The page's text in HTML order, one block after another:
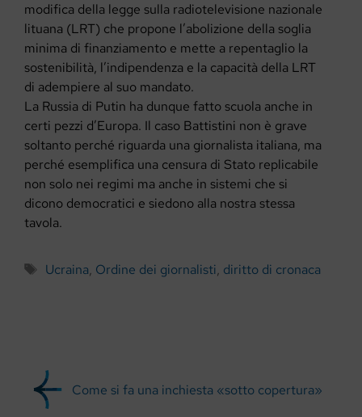
modifica della legge sulla radiotelevisione nazionale
lituana (LRT) che propone l’abolizione della soglia
minima di finanziamento e mette a repentaglio la
sostenibilità, l’indipendenza e la capacità della LRT
di adempiere al suo mandato.
La Russia di Putin ha dunque fatto scuola anche in
certi pezzi d’Europa. Il caso Battistini non è grave
soltanto perché riguarda una giornalista italiana, ma
perché esemplifica una censura di Stato replicabile
non solo nei regimi ma anche in sistemi che si
dicono democratici e siedono alla nostra stessa
tavola.
Tag
Ucraina, Ordine dei giornalisti, diritto di cronaca
Come si fa una inchiesta «sotto copertura»